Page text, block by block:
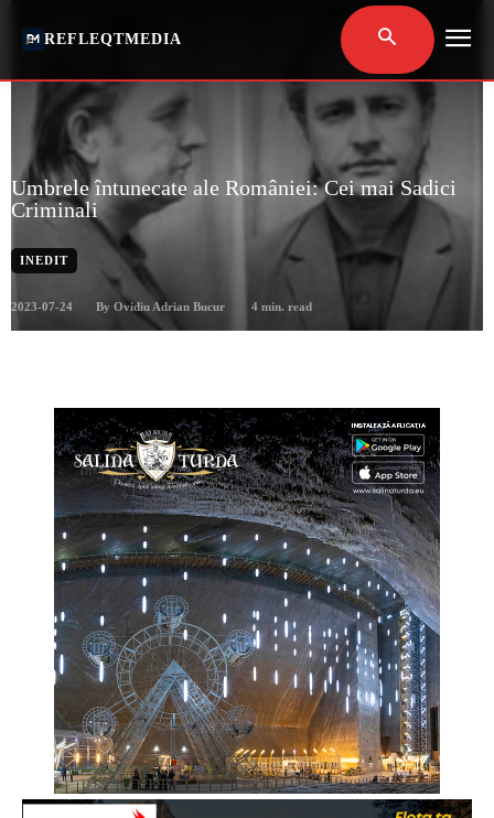
REFLEQTMEDIA
Umbrele întunecate ale României: Cei mai Sadici
Criminali
INEDIT
2023-07-24 By Ovidiu Adrian Bucur 4 min. read